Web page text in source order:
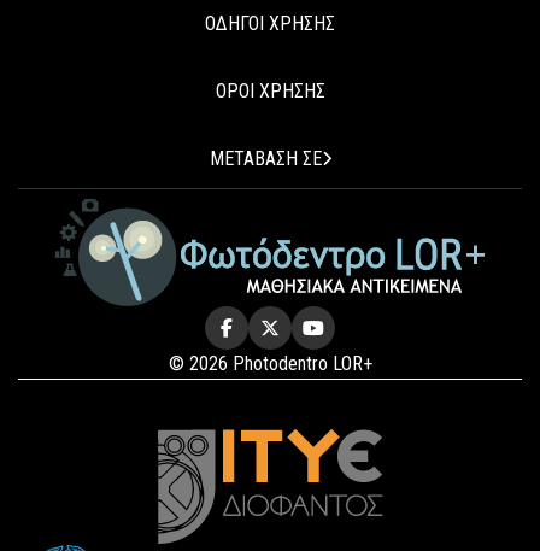
ΟΔΗΓΟΙ ΧΡΗΣΗΣ
ΟΡΟΙ ΧΡΗΣΗΣ
ΜΕΤΑΒΑΣΗ ΣΕ
© 2026 Photodentro LOR+